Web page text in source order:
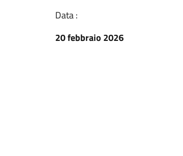
Data :
20 febbraio 2026